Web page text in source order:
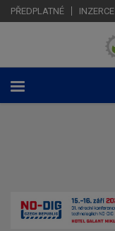
PŘEDPLATNÉ INZERCE